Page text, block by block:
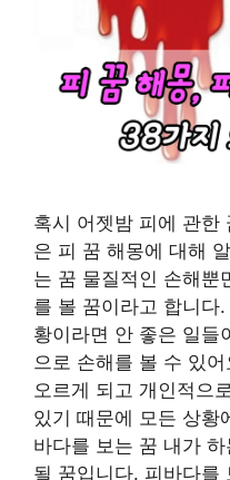
혹시 어젯밤 피에 관한
은 피 꿈 해몽에 대해
는 꿈 물질적인 손해뿐
를 볼 꿈이라고 합니다
황이라면 안 좋은 일들
으로 손해를 볼 수 있
오르게 되고 개인적으
있기 때문에 모든 상황
바다를 보는 꿈 내가
될 꿈입니다. 피바다